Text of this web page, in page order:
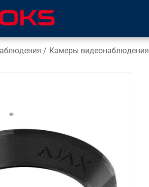
/ Камеры видеонаблюдения